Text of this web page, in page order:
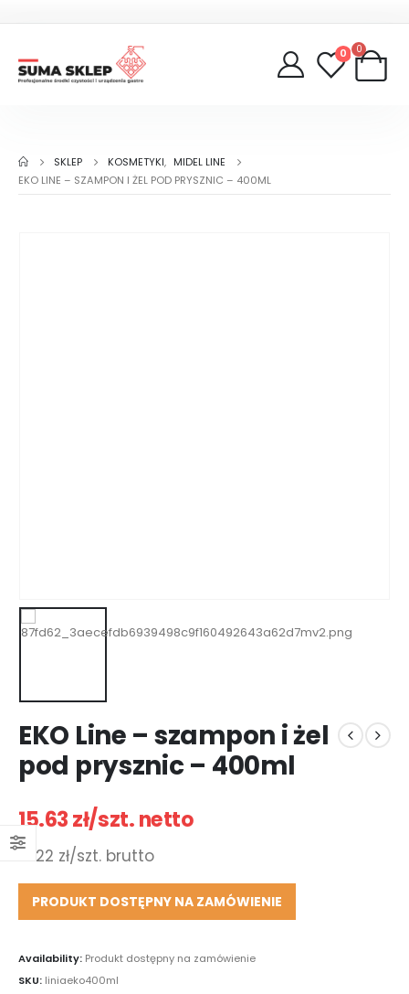
0 0
SKLEP KOSMETYKI, MIDEL LINE
EKO LINE – SZAMPON I ŻEL POD PRYSZNIC – 400ML
EKO Line – szampon i żel
pod prysznic – 400ml
15.63zł/szt. netto
19.22 zł/szt. brutto
PRODUKT DOSTĘPNY NA ZAMÓWIENIE
Availability: Produkt dostępny na zamówienie
SKU: liniaeko400ml